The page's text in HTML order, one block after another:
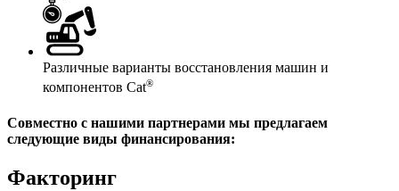
Различные варианты восстановления машин и
компонентов Cat®
Совместно с нашими партнерами мы предлагаем
следующие виды финансирования:
Факторинг